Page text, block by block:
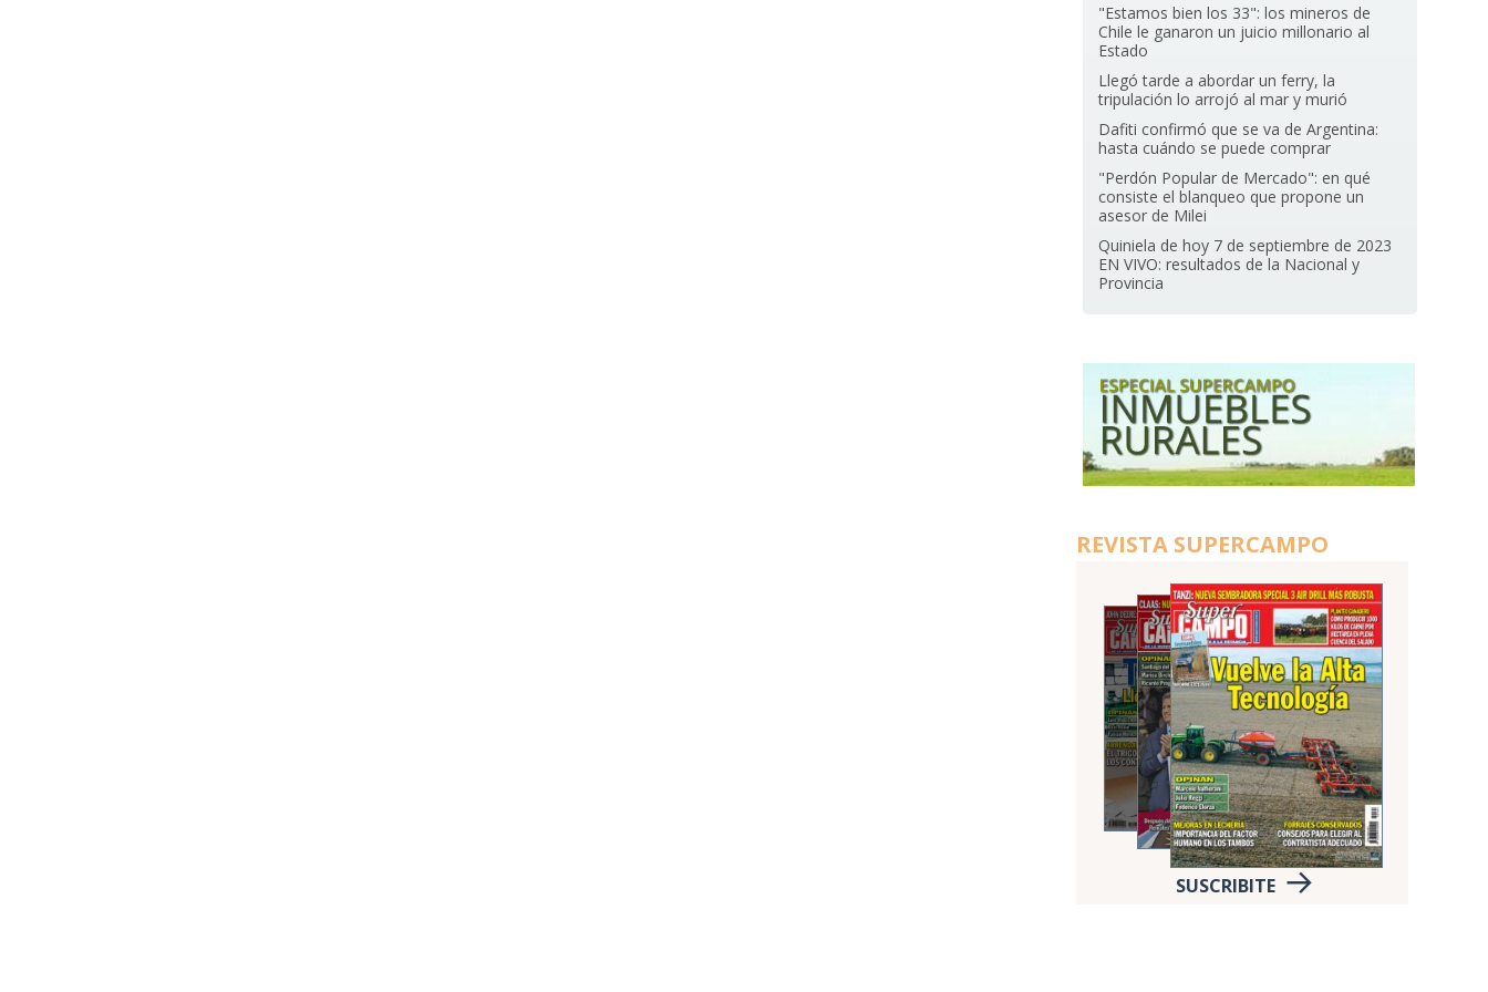
"Estamos bien los 33": los mineros de
Chile le ganaron un juicio millonario al
Estado
Llegó tarde a abordar un ferry, la
tripulación lo arrojó al mar y murió
Dafiti confirmó que se va de Argentina:
hasta cuándo se puede comprar
"Perdón Popular de Mercado": en qué
consiste el blanqueo que propone un
asesor de Milei
Quiniela de hoy 7 de septiembre de 2023
EN VIVO: resultados de la Nacional y
Provincia
REVISTA SUPERCAMPO
SUSCRIBITE